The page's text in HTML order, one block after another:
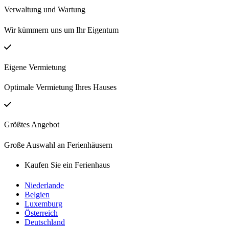
Verwaltung und Wartung
Wir kümmern uns um Ihr Eigentum
Eigene Vermietung
Optimale Vermietung Ihres Hauses
Größtes Angebot
Große Auswahl an Ferienhäusern
Kaufen Sie ein Ferienhaus
Niederlande
Belgien
Luxemburg
Österreich
Deutschland